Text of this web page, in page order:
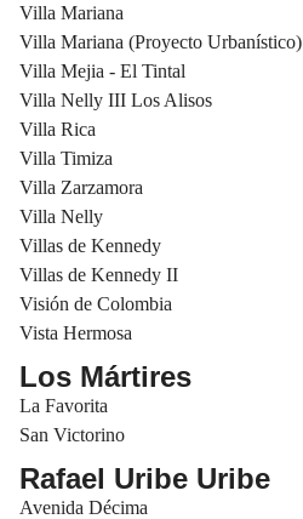
Villa Mariana
Villa Mariana (Proyecto Urbanístico)
Villa Mejia - El Tintal
Villa Nelly III Los Alisos
Villa Rica
Villa Timiza
Villa Zarzamora
Villa Nelly
Villas de Kennedy
Villas de Kennedy II
Visión de Colombia
Vista Hermosa
Los Mártires
La Favorita
San Victorino
Rafael Uribe Uribe
Avenida Décima